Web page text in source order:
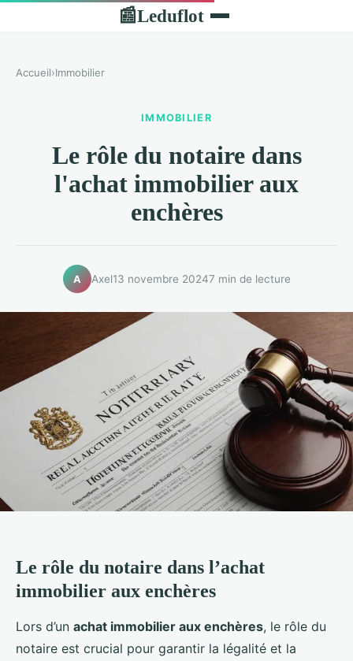
📰Leduflot
Accueil›Immobilier
IMMOBILIER
Le rôle du notaire dans
l'achat immobilier aux
enchères
A Axel13 novembre 20247 min de lecture
Le rôle du notaire dans l’achat
immobilier aux enchères
Lors d’un achat immobilier aux enchères, le rôle du
notaire est crucial pour garantir la légalité et la